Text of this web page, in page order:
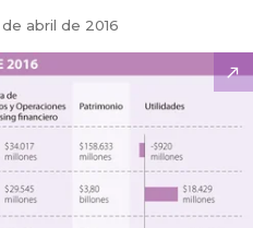
abril de 2016